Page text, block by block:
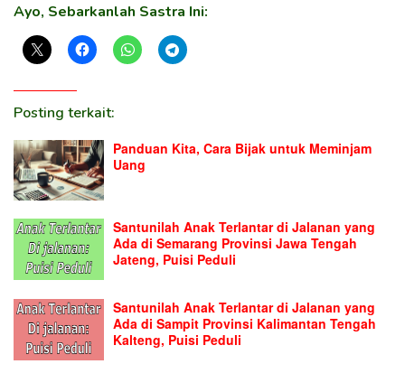
Ayo, Sebarkanlah Sastra Ini:
Posting terkait:
Panduan Kita, Cara Bijak untuk Meminjam
Uang
Santunilah Anak Terlantar di Jalanan yang
Ada di Semarang Provinsi Jawa Tengah
Jateng, Puisi Peduli
Santunilah Anak Terlantar di Jalanan yang
Ada di Sampit Provinsi Kalimantan Tengah
Kalteng, Puisi Peduli